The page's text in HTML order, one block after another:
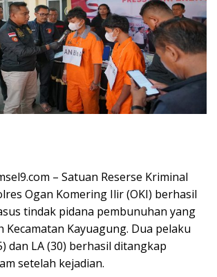
– Satuan Reserse Kriminal
Ogan Komering Ilir (OKI) berhasil
tindak pidana pembunuhan yang
Kecamatan Kayuagung. Dua pelaku
dan LA (30) berhasil ditangkap
setelah kejadian.